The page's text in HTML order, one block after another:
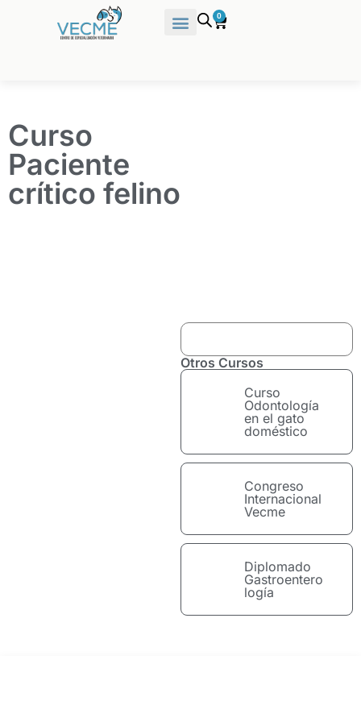
0
Curso
Paciente
crítico felino
Otros Cursos
Curso
Odontología
en el gato
doméstico
Congreso
Internacional
Vecme
Diplomado
Gastroentero
logía